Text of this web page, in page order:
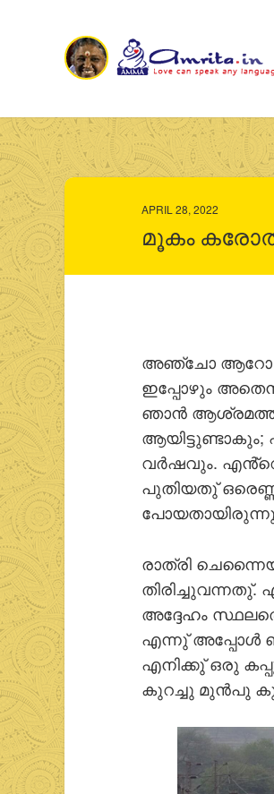
APRIL 28, 2022
മൂകം
അഞ്ചോ ആറോ
ഇപ്പോഴും
ഞാന്‍
വര്‍ഷവും.
പുതിയതു്
രാത്രി
തിരിച്ചുവന്നതു്.
അദ്ദേഹം
എന്നു് അപ്പോള്‍
എനിക്കു് ഒരു
കുറച്ചു മുന്‍പു